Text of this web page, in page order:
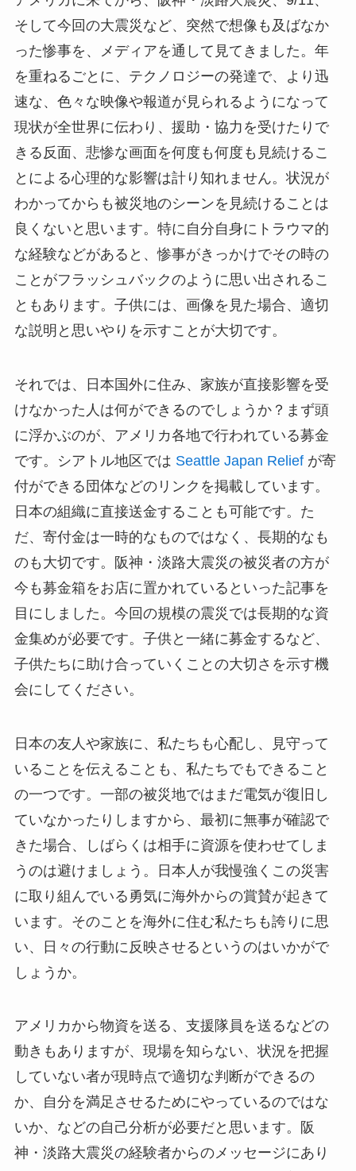
そして今回の大震災など、突然で想像も及ばなか
った惨事を、メディアを通して見てきました。年
を重ねるごとに、テクノロジーの発達で、より迅
速な、色々な映像や報道が見られるようになって
現状が全世界に伝わり、援助・協力を受けたりで
きる反面、悲惨な画面を何度も何度も見続けるこ
とによる心理的な影響は計り知れません。状況が
わかってからも被災地のシーンを見続けることは
良くないと思います。特に自分自身にトラウマ的
な経験などがあると、惨事がきっかけでその時の
ことがフラッシュバックのように思い出されるこ
ともあります。子供には、画像を見た場合、適切
な説明と思いやりを示すことが大切です。
それでは、日本国外に住み、家族が直接影響を受
けなかった人は何ができるのでしょうか？まず頭
に浮かぶのが、アメリカ各地で行われている募金
です。シアトル地区では Seattle Japan Reliefが寄
付ができる団体などのリンクを掲載しています。
日本の組織に直接送金することも可能です。た
だ、寄付金は一時的なものではなく、長期的なも
のも大切です。阪神・淡路大震災の被災者の方が
今も募金箱をお店に置かれているといった記事を
目にしました。今回の規模の震災では長期的な資
金集めが必要です。子供と一緒に募金するなど、
子供たちに助け合っていくことの大切さを示す機
会にしてください。
日本の友人や家族に、私たちも心配し、見守って
いることを伝えることも、私たちでもできること
の一つです。一部の被災地ではまだ電気が復旧し
ていなかったりしますから、最初に無事が確認で
きた場合、しばらくは相手に資源を使わせてしま
うのは避けましょう。日本人が我慢強くこの災害
に取り組んでいる勇気に海外からの賞賛が起きて
います。そのことを海外に住む私たちも誇りに思
い、日々の行動に反映させるというのはいかがで
しょうか。
アメリカから物資を送る、支援隊員を送るなどの
動きもありますが、現場を知らない、状況を把握
していない者が現時点で適切な判断ができるの
か、自分を満足させるためにやっているのではな
いか、などの自己分析が必要だと思います。阪
神・淡路大震災の経験者からのメッセージにあり